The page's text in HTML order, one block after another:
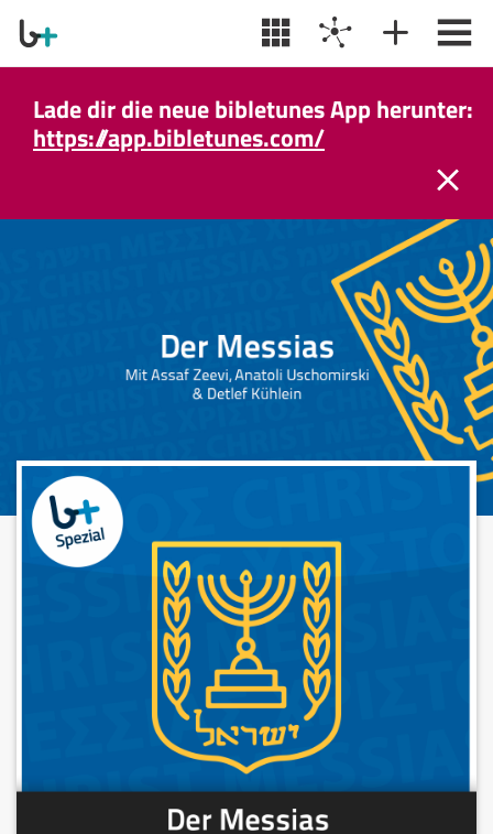
Lade dir die neue bibletunes App herunter:
https://app.bibletunes.com/